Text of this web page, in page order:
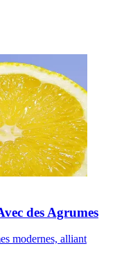
des Agrumes
modernes, alliant